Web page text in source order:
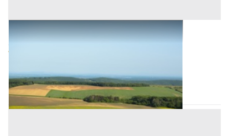
Terreni all'asta a Nuoro
7.290 €
Codice asta:AL2611102
Asta chiusa